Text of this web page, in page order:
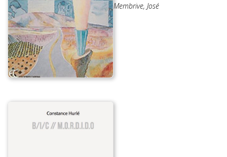
Membrive, José